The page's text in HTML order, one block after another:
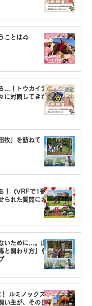
ことは🐴
…！トウカイテ
に対面してきた
牧」を訪ねて
！《VRFで1番〇
られた質問にお
いために…。山
と関わり方」を
ルミノックスの
い主が、その日